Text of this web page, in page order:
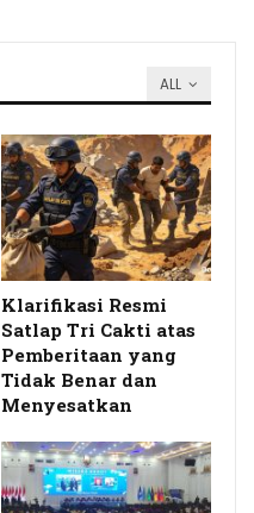
ALL
Klarifikasi Resmi
Satlap Tri Cakti atas
Pemberitaan yang
Tidak Benar dan
Menyesatkan